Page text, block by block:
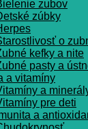
zubov
zúbky
o
kefky a nite
pasty a
a vitamíny
a
pre deti
a